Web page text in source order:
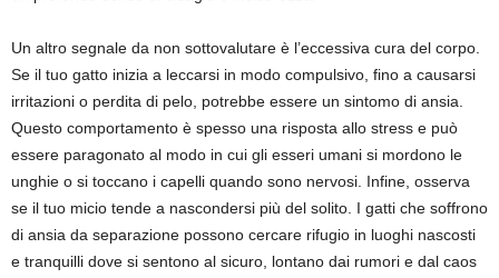
Un altro segnale da non sottovalutare è l’eccessiva cura del corpo.
Se il tuo gatto inizia a leccarsi in modo compulsivo, fino a causarsi
irritazioni o perdita di pelo, potrebbe essere un sintomo di ansia.
Questo comportamento è spesso una risposta allo stress e può
essere paragonato al modo in cui gli esseri umani si mordono le
unghie o si toccano i capelli quando sono nervosi. Infine, osserva
se il tuo micio tende a nascondersi più del solito. I gatti che soffrono
di ansia da separazione possono cercare rifugio in luoghi nascosti
e tranquilli dove si sentono al sicuro, lontano dai rumori e dal caos